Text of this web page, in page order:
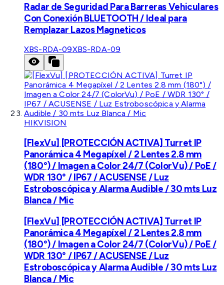
Radar de Seguridad Para Barreras Vehiculares
Con Conexión BLUETOOTH / Ideal para
Remplazar Lazos Magneticos
XBS-RDA-09XBS-RDA-09
HIKVISION
[FlexVu] [PROTECCIÓN ACTIVA] Turret IP
Panorámica 4 Megapíxel / 2 Lentes 2.8 mm
(180°) / Imagen a Color 24/7 (ColorVu) / PoE /
WDR 130° / IP67 / ACUSENSE / Luz
Estroboscópica y Alarma Audible / 30 mts Luz
Blanca / Mic
[FlexVu] [PROTECCIÓN ACTIVA] Turret IP
Panorámica 4 Megapíxel / 2 Lentes 2.8 mm
(180°) / Imagen a Color 24/7 (ColorVu) / PoE /
WDR 130° / IP67 / ACUSENSE / Luz
Estroboscópica y Alarma Audible / 30 mts Luz
Blanca / Mic